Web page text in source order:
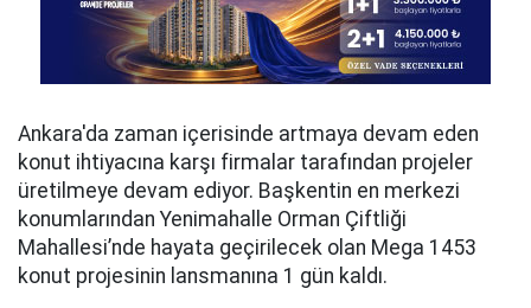
Ankara'da zaman içerisinde artmaya devam eden
konut ihtiyacına karşı firmalar tarafından projeler
üretilmeye devam ediyor. Başkentin en merkezi
konumlarından Yenimahalle Orman Çiftliği
Mahallesi’nde hayata geçirilecek olan Mega 1453
konut projesinin lansmanına 1 gün kaldı.